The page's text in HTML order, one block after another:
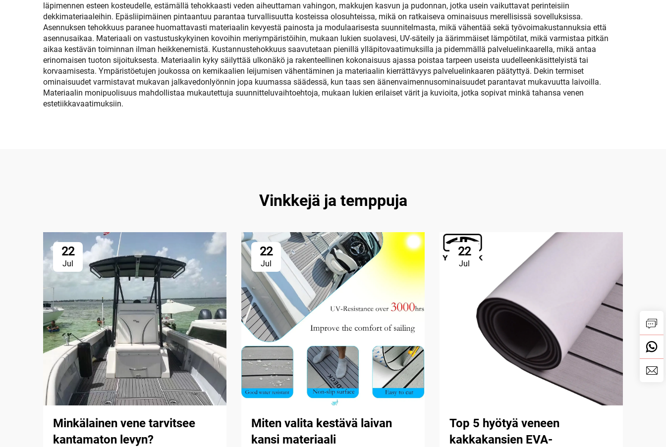
läpimennen esteen kosteudelle, estämällä tehokkaasti veden aiheuttaman vahingon, makkujen kasvun ja pudonnan, jotka usein vaikuttavat perinteisiin
dekkimateriaaleihin. Epäsliipimäinen pintaantuu parantaa turvallisuutta kosteissa olosuhteissa, mikä on ratkaiseva ominaisuus merellisissä sovelluksissa.
Asennuksen tehokkuus paranee huomattavasti materiaalin kevyestä painosta ja modulaarisesta suunnitelmasta, mikä vähentää sekä työvoimakustannuksia että
asennusaikaa. Materiaali on vastustuskykyinen kovoihin meriympäristöihin, mukaan lukien suolavesi, UV-säteily ja äärimmäiset lämpötilat, mikä varmistaa pitkän
aikaa kestävän toiminnan ilman heikkenemistä. Kustannustehokkuus saavutetaan pienillä ylläpitovaatimuksilla ja pidemmällä palveluelinkaarella, mikä antaa
erinomaisen tuoton sijoituksesta. Materiaalin kyky säilyttää ulkonäkö ja rakenteellinen kokonaisuus ajassa poistaa tarpeen useista uudelleenkäsittelyistä tai
korvaamisesta. Ympäristöetujen joukossa on kemikaalien leijumisen vähentäminen ja materiaalin kierrättävyys palveluelinkaaren päätyttyä. Dekin termiset
ominaisuudet varmistavat mukavan jalkavedonlyönnin jopa kuumassa säädessä, kun taas sen äänenvaimennusominaisuudet parantavat mukavuutta laivoilla.
Materiaalin monipuolisuus mahdollistaa mukautettuja suunnitteluvaihtoehtoja, mukaan lukien erilaiset värit ja kuvioita, jotka sopivat minkä tahansa venen
estetiikkavaatimuksiin.
Vinkkejä ja temppuja
22
Jul
Minkälainen vene tarvitsee
kantamaton levyn?
22
Jul
Miten valita kestävä laivan
kansi materiaali
22
Jul
Top 5 hyötyä veneen
kakkakansien EVA-